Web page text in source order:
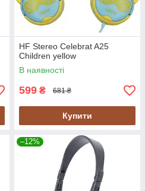
HF Stereo Celebrat A25
Children yellow
В наявності
599 ₴ 681 ₴
Купити
–12%